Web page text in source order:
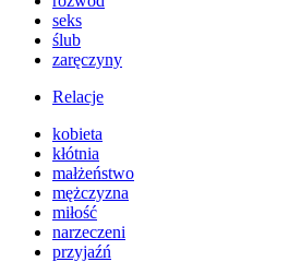
seks
ślub
zaręczyny
Relacje
kobieta
kłótnia
małżeństwo
mężczyzna
miłość
narzeczeni
przyjaźń